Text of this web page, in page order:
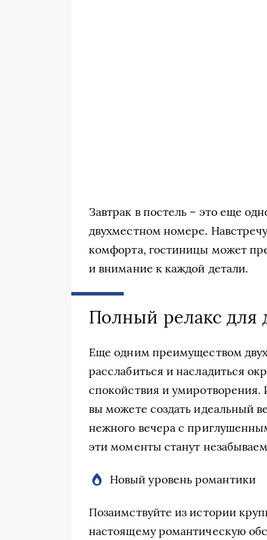
Завтрак в постель – это еще
двухместном номере.
комфорта, гостиницы может
и внимание к каждой детали.
Полный релакс для
Еще одним преимуществом
расслабиться и насладиться
спокойствия и
вы можете создать идеальный
нежного вечера с
эти моменты станут
Новый уровень романтики
Позаимствуйте из истории
настоящему романтическую